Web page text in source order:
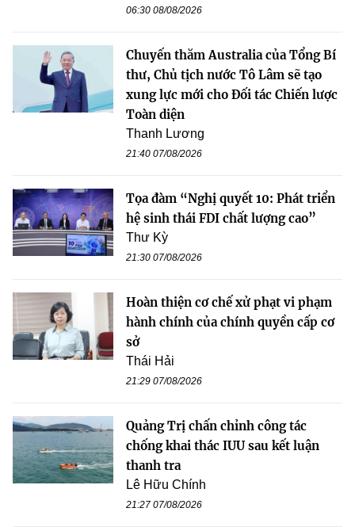
06:30 08/08/2026
Chuyến thăm Australia của Tổng Bí
thư, Chủ tịch nước Tô Lâm sẽ tạo
xung lực mới cho Đối tác Chiến lược
Toàn diện
Thanh Lương
21:40 07/08/2026
Tọa đàm “Nghị quyết 10: Phát triển
hệ sinh thái FDI chất lượng cao”
Thư Kỳ
21:30 07/08/2026
Hoàn thiện cơ chế xử phạt vi phạm
hành chính của chính quyền cấp cơ
sở
Thái Hải
21:29 07/08/2026
Quảng Trị chấn chỉnh công tác
chống khai thác IUU sau kết luận
thanh tra
Lê Hữu Chính
21:27 07/08/2026